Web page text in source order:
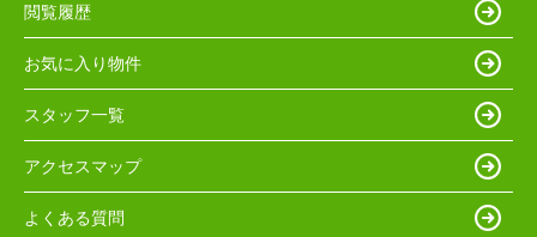
閲覧履歴
お気に入り物件
スタッフ一覧
アクセスマップ
よくある質問